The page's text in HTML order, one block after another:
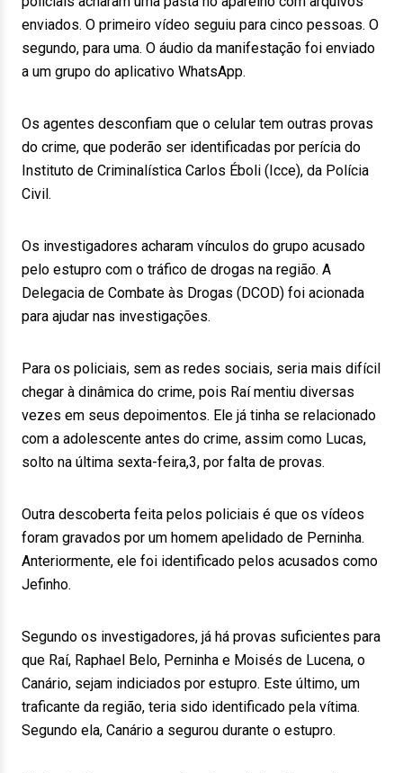
enviados. O primeiro vídeo seguiu para cinco pessoas. O
segundo, para uma. O áudio da manifestação foi enviado
a um grupo do aplicativo WhatsApp.
Os agentes desconfiam que o celular tem outras provas
do crime, que poderão ser identificadas por perícia do
Instituto de Criminalística Carlos Éboli (Icce), da Polícia
Civil.
Os investigadores acharam vínculos do grupo acusado
pelo estupro com o tráfico de drogas na região. A
Delegacia de Combate às Drogas (DCOD) foi acionada
para ajudar nas investigações.
Para os policiais, sem as redes sociais, seria mais difícil
chegar à dinâmica do crime, pois Raí mentiu diversas
vezes em seus depoimentos. Ele já tinha se relacionado
com a adolescente antes do crime, assim como Lucas,
solto na última sexta-feira,3, por falta de provas.
Outra descoberta feita pelos policiais é que os vídeos
foram gravados por um homem apelidado de Perninha.
Anteriormente, ele foi identificado pelos acusados como
Jefinho.
Segundo os investigadores, já há provas suficientes para
que Raí, Raphael Belo, Perninha e Moisés de Lucena, o
Canário, sejam indiciados por estupro. Este último, um
traficante da região, teria sido identificado pela vítima.
Segundo ela, Canário a segurou durante o estupro.